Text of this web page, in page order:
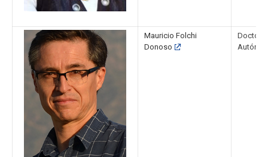
Mauricio Folchi
Donoso
Doctor